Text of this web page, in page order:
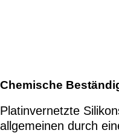
Chemische
Platinvernetzte
allgemeinen durch